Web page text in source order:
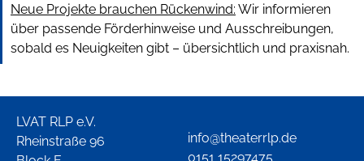
Neue Projekte brauchen Rückenwind: Wir informieren
über passende Förderhinweise und Ausschreibungen,
sobald es Neuigkeiten gibt – übersichtlich und praxisnah.
LVAT RLP e.V.
Rheinstraße 96
info@theaterrlp.de
0151 15297475